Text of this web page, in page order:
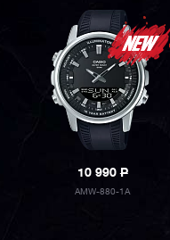
10 990P
AMW-880-1A